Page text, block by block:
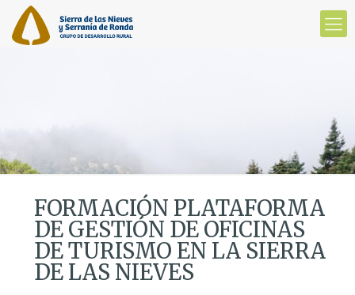
FORMACIÓN PLATAFORMA
DE GESTIÓN DE OFICINAS
DE TURISMO EN LA SIERRA
DE LAS NIEVES